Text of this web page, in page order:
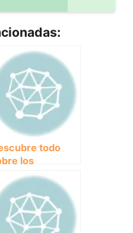
todo
los
Perros
Alemán:
y